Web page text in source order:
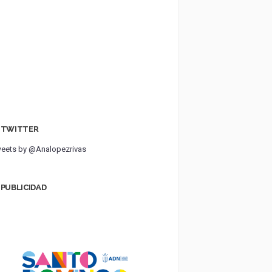
TWITTER
by @Analopezrivas
PUBLICIDAD